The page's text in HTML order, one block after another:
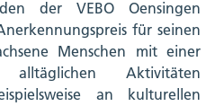
der VEBO Oensingen
für seinen
Menschen mit einer
Aktivitäten
an kulturellen